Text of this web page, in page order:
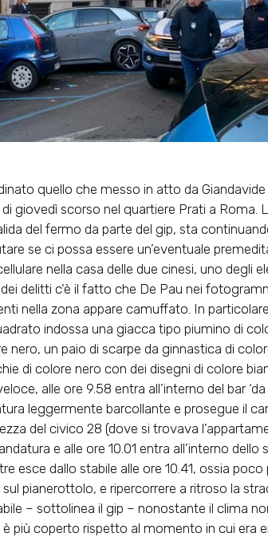
quello che messo in atto da Giandavide
giovedì scorso nel quartiere Prati a Roma.
del fermo da parte del gip, sta
se ci possa essere un’eventuale
nella casa delle due cinesi, uno degli
delitti c’è il fatto che De Pau nei
nella zona appare camuffato . In
indossa una giacca tipo piumino di
nero, un paio di scarpe da ginnastica di
di colore nero con dei disegni di colore
alle ore 9.58 entra all’interno del bar ‘da
leggermente barcollante e prosegue il
del civico 28 (dove si trovava
e alle ore 10.01 entra all’interno dello
esce dallo stabile alle ore 10.41, ossia poco
pianerottolo, e ripercorrere a ritroso la
– sottolinea il gip – nonostante il clima
più coperto rispetto al momento in cui era